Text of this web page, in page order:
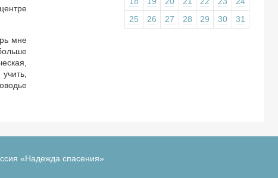
мне
25
26 27 28 29 30 31
«Надежда спасения»